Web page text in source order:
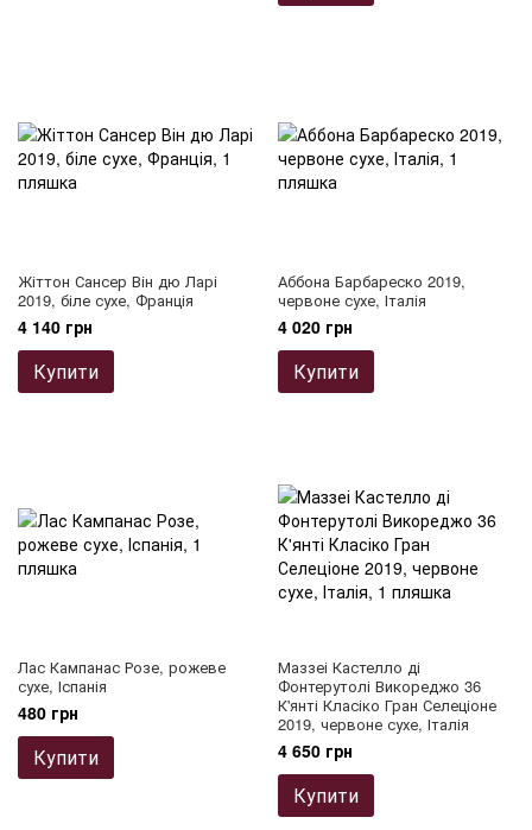
Жіттон Сансер Він дю Ларі
2019, біле сухе, Франція
4 140 грн
Купити
Аббона Барбареско 2019,
червоне сухе, Італія
4 020 грн
Купити
Лас Кампанас Розе, рожеве
сухе, Іспанія
480 грн
Купити
Маззеі Кастелло ді
Фонтерутолі Викореджо 36
К'янті Класіко Гран Селеціоне
2019, червоне сухе, Італія
4 650 грн
Купити